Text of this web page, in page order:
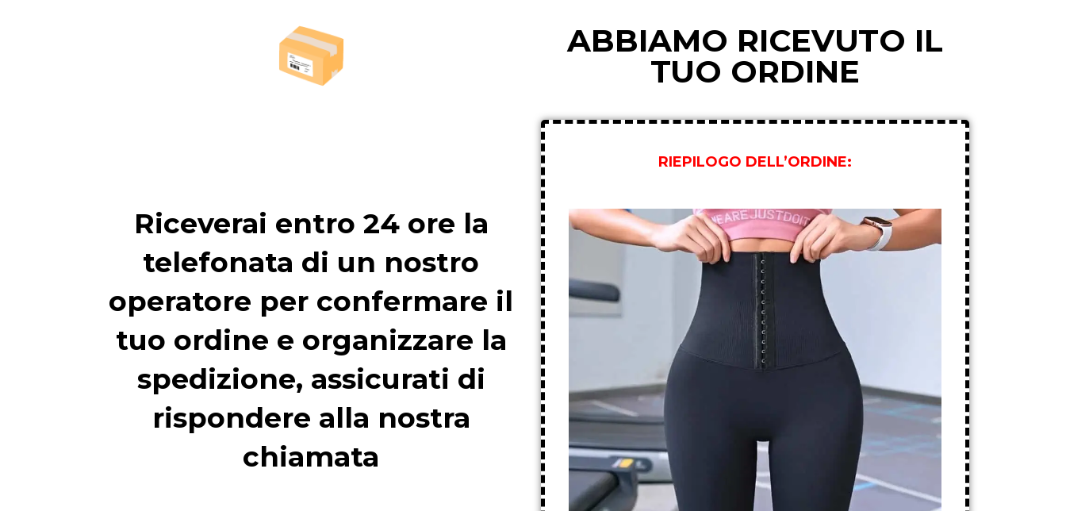
ABBIAMO RICEVUTO IL
TUO ORDINE
Riceverai entro 24 ore la
telefonata di un nostro
operatore per confermare il
tuo ordine e organizzare la
spedizione, assicurati di
rispondere alla nostra
chiamata
RIEPILOGO DELL’ORDINE: